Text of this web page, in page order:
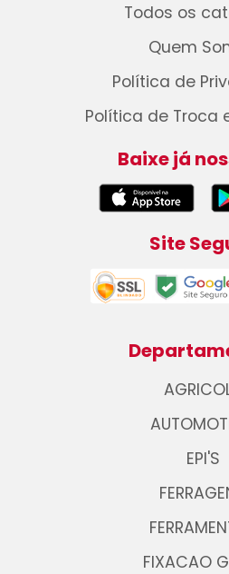
Todos os
Quem
Política de
Política de Troca
Baixe já
Site
EPI'S
FIXACAO